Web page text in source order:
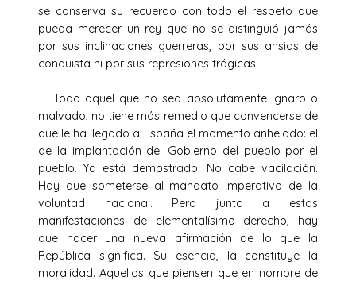
se conserva su recuerdo con todo el respeto que
pueda merecer un rey que no se distinguió jamás
por sus inclinaciones guerreras, por sus ansias de
conquista ni por sus represiones trágicas.
Todo aquel que no sea absolutamente ignaro o
malvado, no tiene más remedio que convencerse de
que le ha llegado a España el momento anhelado: el
de la implantación del Gobierno del pueblo por el
pueblo. Ya está demostrado. No cabe vacilación.
Hay que someterse al mandato imperativo de la
voluntad nacional. Pero junto a estas
manifestaciones de elementalísimo derecho, hay
que hacer una nueva afirmación de lo que la
República significa. Su esencia, la constituye la
moralidad. Aquellos que piensen que en nombre de